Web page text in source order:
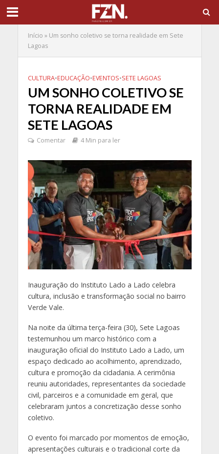
Início » Um sonho coletivo se torna realidade em Sete
Lagoas
CULTURA•EDUCAÇÃO•EVENTOS•SETE LAGOAS
UM SONHO COLETIVO SE
TORNA REALIDADE EM
SETE LAGOAS
Comentar 4 Min para ler
Inauguração do Instituto Lado a Lado celebra
cultura, inclusão e transformação social no bairro
Verde Vale.
Na noite da última terça-feira (30), Sete Lagoas
testemunhou um marco histórico com a
inauguração oficial do Instituto Lado a Lado, um
espaço dedicado ao acolhimento, aprendizado,
cultura e promoção da cidadania. A cerimônia
reuniu autoridades, representantes da sociedade
civil, parceiros e a comunidade em geral, que
celebraram juntos a concretização desse sonho
coletivo.
O evento foi marcado por momentos de emoção,
apresentações culturais e o tradicional corte da